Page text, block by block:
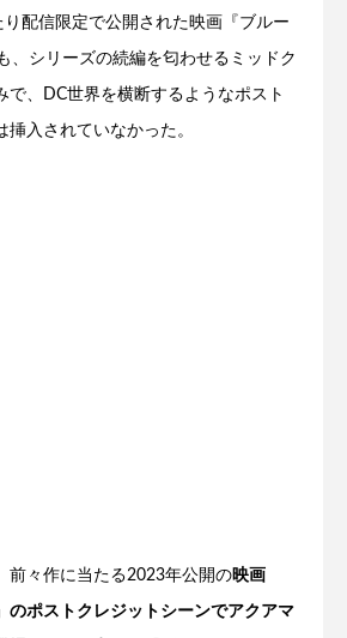
り配信限定で公開された映画『ブルー
、シリーズの続編を匂わせるミッドク
で、DC世界を横断するようなポスト
挿入されていなかった。
前々作に当たる2023年公開の映画
のポストクレジットシーンでアクアマ